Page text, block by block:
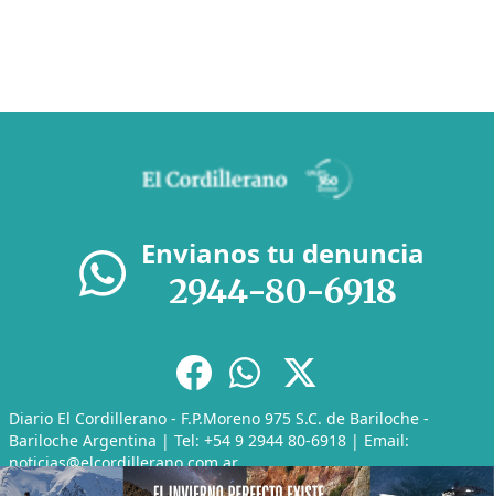
Envianos tu denuncia
2944-80-6918
Diario El Cordillerano - F.P.Moreno 975 S.C. de Bariloche -
Bariloche Argentina | Tel: +54 9 2944 80-6918 | Email:
noticias@elcordillerano.com.ar
RSS|Media Kit|Políticas de Privacidad|Archivo